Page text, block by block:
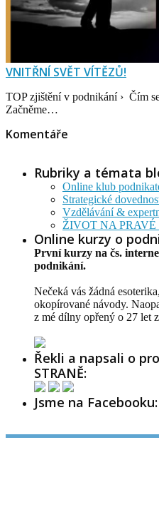
VNITŘNÍ SVĚT VÍTĚZŮ!
TOP zjištění v podnikání › Čím
Začněme…
Komentáře
Rubriky a témata
Online klub
Strategické
Vzdělávání &
ŽIVOT NA PRAVÉ
Online kurzy o
První kurzy na čs.
podnikání.
Nečeká vás žádná
okopírované návody.
z mé dílny opřený o 27 let
Řekli a napsali o
STRANĚ:
Jsme na Facebooku: